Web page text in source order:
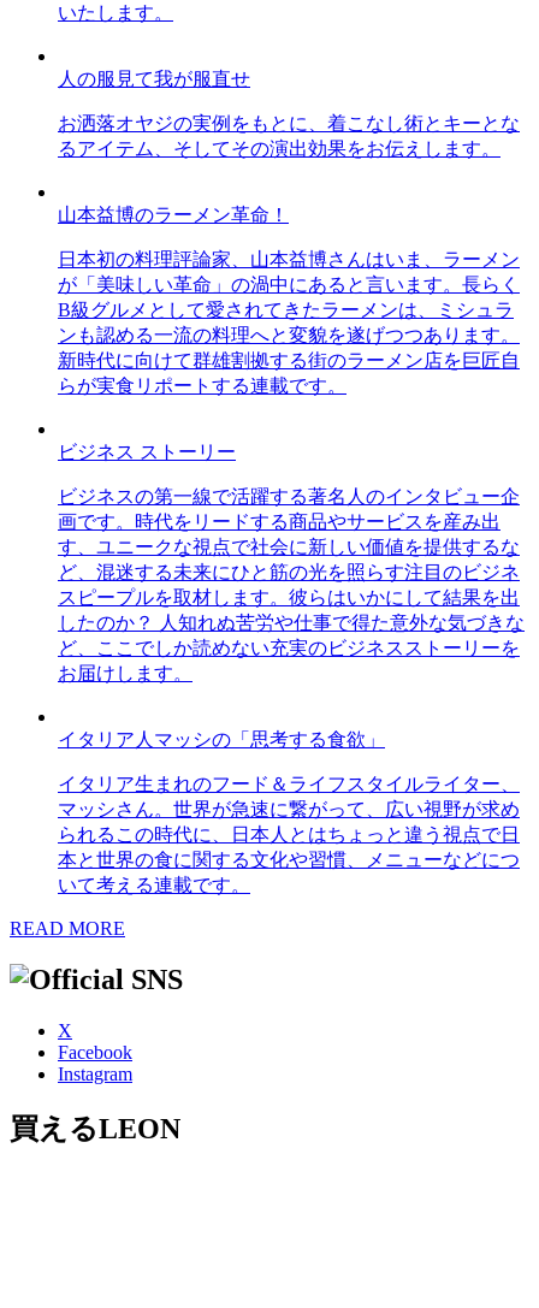
いたします。
人の服見て我が服直せ
お洒落オヤジの実例をもとに、着こなし術とキーとな
るアイテム、そしてその演出効果をお伝えします。
山本益博のラーメン革命！
日本初の料理評論家、山本益博さんはいま、ラーメン
が「美味しい革命」の渦中にあると言います。長らく
B級グルメとして愛されてきたラーメンは、ミシュラ
ンも認める一流の料理へと変貌を遂げつつあります。
新時代に向けて群雄割拠する街のラーメン店を巨匠自
らが実食リポートする連載です。
ビジネス ストーリー
ビジネスの第一線で活躍する著名人のインタビュー企
画です。時代をリードする商品やサービスを産み出
す、ユニークな視点で社会に新しい価値を提供するな
ど、混迷する未来にひと筋の光を照らす注目のビジネ
スピープルを取材します。彼らはいかにして結果を出
したのか？ 人知れぬ苦労や仕事で得た意外な気づきな
ど、ここでしか読めない充実のビジネスストーリーを
お届けします。
イタリア人マッシの「思考する食欲」
イタリア生まれのフード＆ライフスタイルライター、
マッシさん。世界が急速に繋がって、広い視野が求め
られるこの時代に、日本人とはちょっと違う視点で日
本と世界の食に関する文化や習慣、メニューなどにつ
いて考える連載です。
READ MORE
X
Facebook
Instagram
買えるLEON